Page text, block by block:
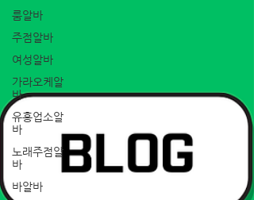
룸알바
주점알바
여성알바
가라오케알
바
유흥업소알
바
노래주점알
바
바알바